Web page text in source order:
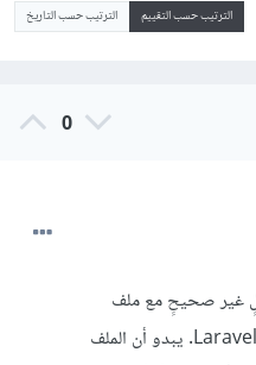
الترتيب حسب التقييم الترتيب حسب التاريخ
0
غير صحيحٍ مع ملف
webpack.mix.js في مشروع Laravel Mix. يبدو أن الملف